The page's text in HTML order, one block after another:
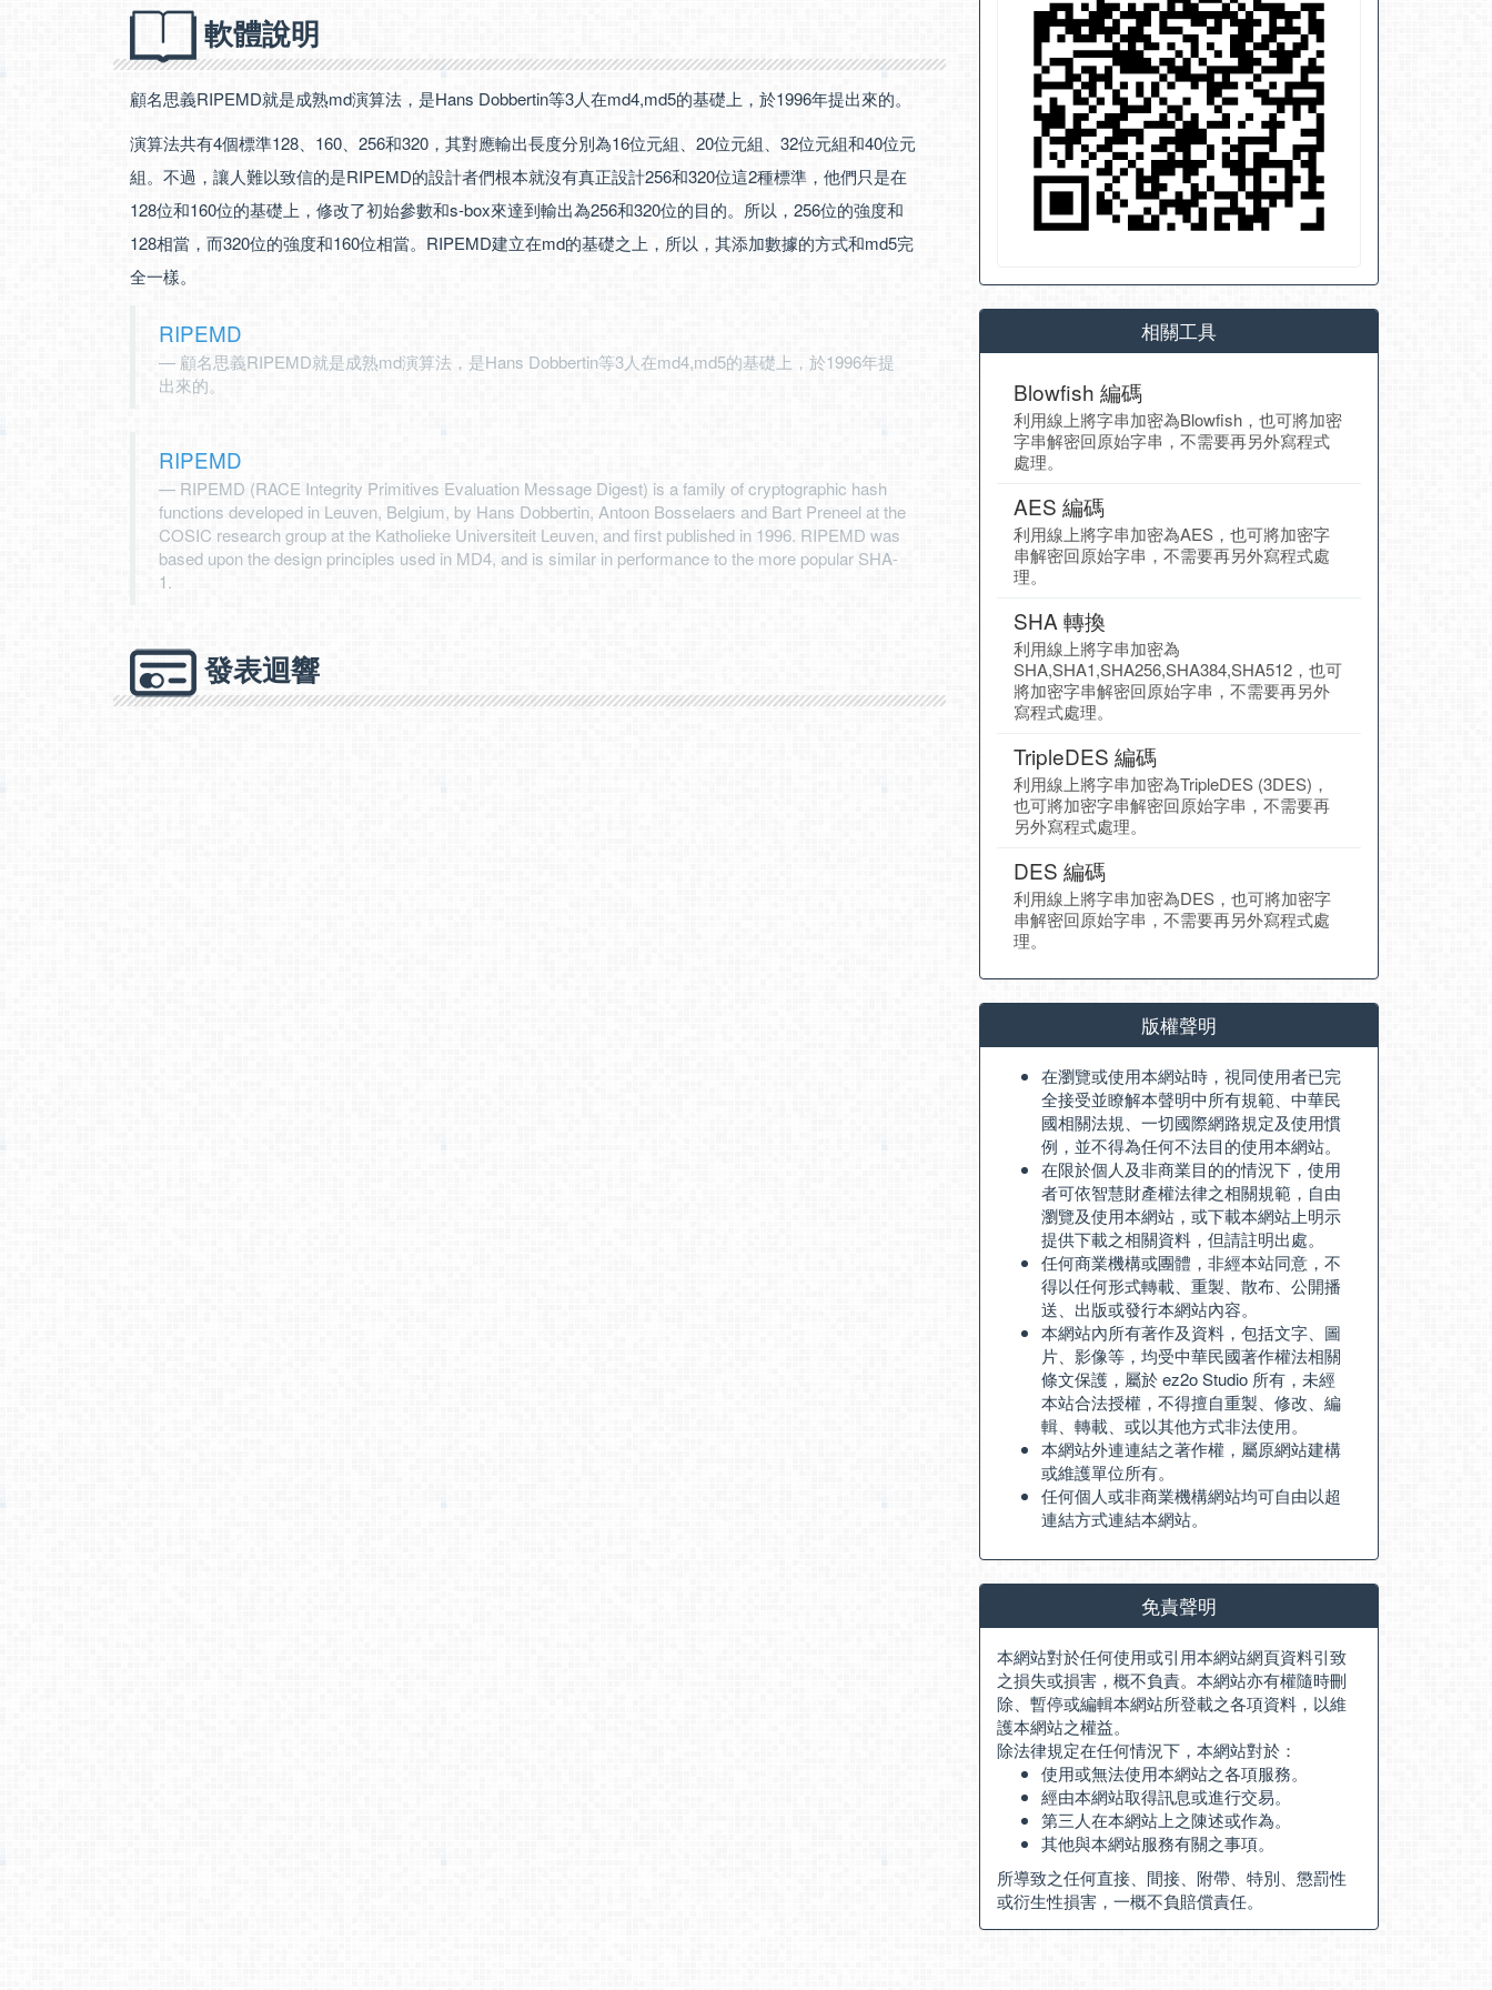
軟體說明
顧名思義RIPEMD就是成熟md演算法，是Hans Dobbertin等3人在md4,md5的基礎上，於1996年提出來的。
演算法共有4個標準128、160、256和320，其對應輸出長度分別為16位元組、20位元組、32位元組和40位元
組。不過，讓人難以致信的是RIPEMD的設計者們根本就沒有真正設計256和320位這2種標準，他們只是在
128位和160位的基礎上，修改了初始參數和s-box來達到輸出為256和320位的目的。所以，256位的強度和
128相當，而320位的強度和160位相當。RIPEMD建立在md的基礎之上，所以，其添加數據的方式和md5完
全一樣。
RIPEMD
顧名思義RIPEMD就是成熟md演算法，是Hans Dobbertin等3人在md4,md5的基礎上，於1996年提
出來的。
RIPEMD
RIPEMD (RACE Integrity Primitives Evaluation Message Digest) is a family of cryptographic hash
functions developed in Leuven, Belgium, by Hans Dobbertin, Antoon Bosselaers and Bart Preneel at the
COSIC research group at the Katholieke Universiteit Leuven, and first published in 1996. RIPEMD was
based upon the design principles used in MD4, and is similar in performance to the more popular SHA-
1.
發表迴響
相關工具
Blowfish 編碼
利用線上將字串加密為Blowfish，也可將加密
字串解密回原始字串，不需要再另外寫程式
處理。
AES 編碼
利用線上將字串加密為AES，也可將加密字
串解密回原始字串，不需要再另外寫程式處
理。
SHA 轉換
利用線上將字串加密為
SHA,SHA1,SHA256,SHA384,SHA512，也可
將加密字串解密回原始字串，不需要再另外
寫程式處理。
TripleDES 編碼
利用線上將字串加密為TripleDES (3DES)，
也可將加密字串解密回原始字串，不需要再
另外寫程式處理。
DES 編碼
利用線上將字串加密為DES，也可將加密字
串解密回原始字串，不需要再另外寫程式處
理。
版權聲明
在瀏覽或使用本網站時，視同使用者已完
全接受並瞭解本聲明中所有規範、中華民
國相關法規、一切國際網路規定及使用慣
例，並不得為任何不法目的使用本網站。
在限於個人及非商業目的的情況下，使用
者可依智慧財產權法律之相關規範，自由
瀏覽及使用本網站，或下載本網站上明示
提供下載之相關資料，但請註明出處。
任何商業機構或團體，非經本站同意，不
得以任何形式轉載、重製、散布、公開播
送、出版或發行本網站內容。
本網站內所有著作及資料，包括文字、圖
片、影像等，均受中華民國著作權法相關
條文保護，屬於 ez2o Studio 所有，未經
本站合法授權，不得擅自重製、修改、編
輯、轉載、或以其他方式非法使用。
本網站外連連結之著作權，屬原網站建構
或維護單位所有。
任何個人或非商業機構網站均可自由以超
連結方式連結本網站。
免責聲明
本網站對於任何使用或引用本網站網頁資料引致
之損失或損害，概不負責。本網站亦有權隨時刪
除、暫停或編輯本網站所登載之各項資料，以維
護本網站之權益。
除法律規定在任何情況下，本網站對於：
使用或無法使用本網站之各項服務。
經由本網站取得訊息或進行交易。
第三人在本網站上之陳述或作為。
其他與本網站服務有關之事項。
所導致之任何直接、間接、附帶、特別、懲罰性
或衍生性損害，一概不負賠償責任。